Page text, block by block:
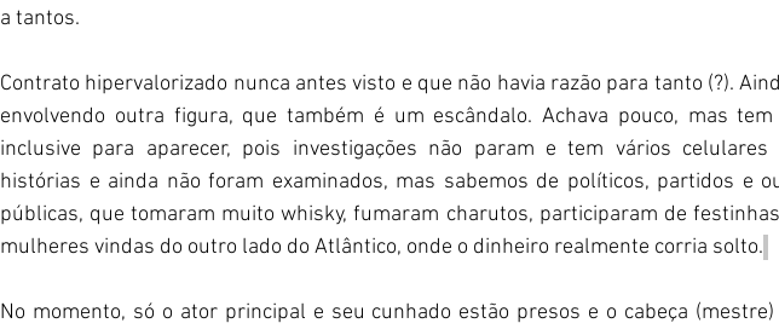
a tantos.
Contrato hipervalorizado nunca antes visto e que não havia razão para tanto (?).
envolvendo outra figura, que também é um escândalo. Achava pouco, mas
inclusive para aparecer, pois investigações não param e tem vários celulares
histórias e ainda não foram examinados, mas sabemos de políticos, partidos e
públicas, que tomaram muito whisky, fumaram charutos, participaram de
mulheres vindas do outro lado do Atlântico, onde o dinheiro realmente corria solto.
No momento, só o ator principal e seu cunhado estão presos e o cabeça